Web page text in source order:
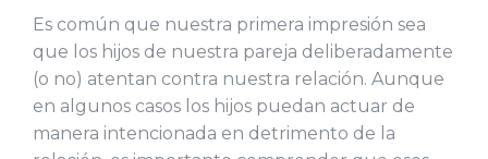
Es común que nuestra primera impresión sea
que los hijos de nuestra pareja deliberadamente
(o no) atentan contra nuestra relación. Aunque
en algunos casos los hijos puedan actuar de
manera intencionada en detrimento de la